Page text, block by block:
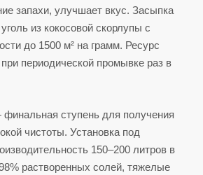
запахи, улучшает вкус. Засыпка
из кокосовой скорлупы с
до 1500 м² на грамм. Ресурс
периодической промывке раз в
ступень для получения
чистоты. Установка под
150–200 литров в
растворенных солей, тяжелые